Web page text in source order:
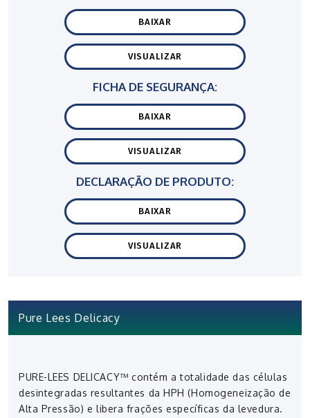
BAIXAR
VISUALIZAR
FICHA DE SEGURANÇA:
BAIXAR
VISUALIZAR
DECLARAÇÃO DE PRODUTO:
BAIXAR
VISUALIZAR
Pure Lees Delicacy
PURE-LEES DELICACY™ contém a totalidade das células
desintegradas resultantes da HPH (Homogeneização de
Alta Pressão) e libera frações específicas da levedura.